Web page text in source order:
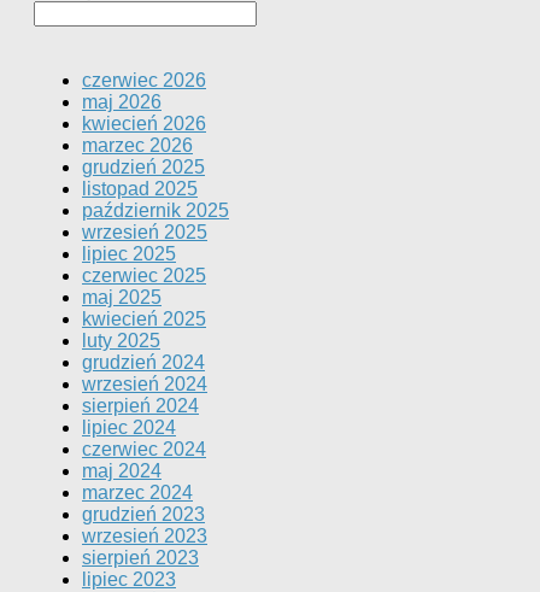
czerwiec 2026
maj 2026
kwiecień 2026
marzec 2026
grudzień 2025
listopad 2025
październik 2025
wrzesień 2025
lipiec 2025
czerwiec 2025
maj 2025
kwiecień 2025
luty 2025
grudzień 2024
wrzesień 2024
sierpień 2024
lipiec 2024
czerwiec 2024
maj 2024
marzec 2024
grudzień 2023
wrzesień 2023
sierpień 2023
lipiec 2023